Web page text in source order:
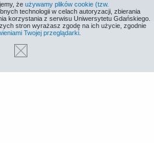
że używamy plików cookie (tzw.
technologii w celach autoryzacji, zbierania
korzystania z serwisu Uniwersytetu Gdańskiego.
stron wyrażasz zgodę na ich użycie, zgodnie
Twojej przeglądarki